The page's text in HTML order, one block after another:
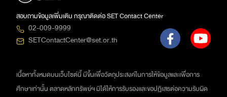
สอบถามข้อมูลเพิ่มเติม กรุณาติดต่อ SET Contact Center
02-009-9999
SETContactCenter@set.or.th
เนื้อหาทั้งหมดบนเว็บไซต์นี้ มีขึ้นเพื่อวัตถุประสงค์ในการให้ข้อมูลและเพื่อการ
ศึกษาเท่านั้น ตลาดหลักทรัพย์ฯ มิได้ให้การรับรองและขอปฏิเสธต่อความรับผิด